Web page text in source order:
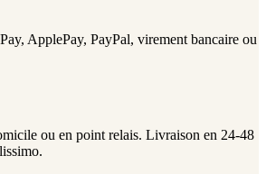
ApplePay, PayPal, virement bancaire ou
ou en point relais. Livraison en 24-48